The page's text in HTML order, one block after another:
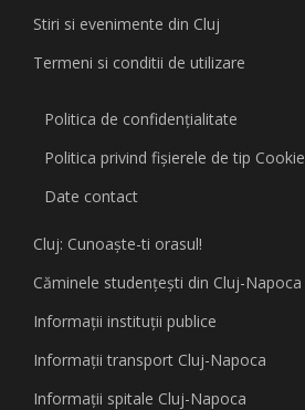
Stiri si evenimente din Cluj
Termeni si conditii de utilizare
Politica de confidențialitate
Politica privind fişierele de tip Cookie
Date contact
Cluj: Cunoaşte-ti orasul!
Căminele studenţeşti din Cluj-Napoca
Informaţii instituţii publice
Informaţii transport Cluj-Napoca
Informaţii spitale Cluj-Napoca